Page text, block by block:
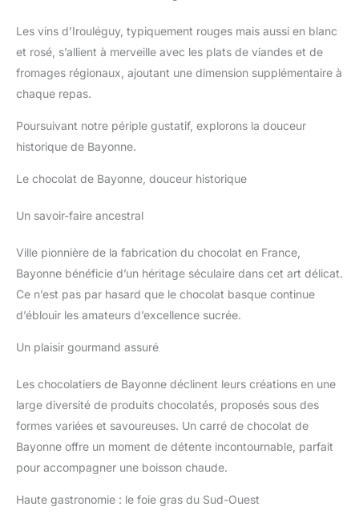
Les vins d’Irouléguy, typiquement rouges mais aussi en blanc
et rosé, s’allient à merveille avec les plats de viandes et de
fromages régionaux, ajoutant une dimension supplémentaire à
chaque repas.
Poursuivant notre périple gustatif, explorons la douceur
historique de Bayonne.
Le chocolat de Bayonne, douceur historique
Un savoir-faire ancestral
Ville pionnière de la fabrication du chocolat en France,
Bayonne bénéficie d’un héritage séculaire dans cet art délicat.
Ce n’est pas par hasard que le chocolat basque continue
d’éblouir les amateurs d’excellence sucrée.
Un plaisir gourmand assuré
Les chocolatiers de Bayonne déclinent leurs créations en une
large diversité de produits chocolatés, proposés sous des
formes variées et savoureuses. Un carré de chocolat de
Bayonne offre un moment de détente incontournable, parfait
pour accompagner une boisson chaude.
Haute gastronomie : le foie gras du Sud-Ouest